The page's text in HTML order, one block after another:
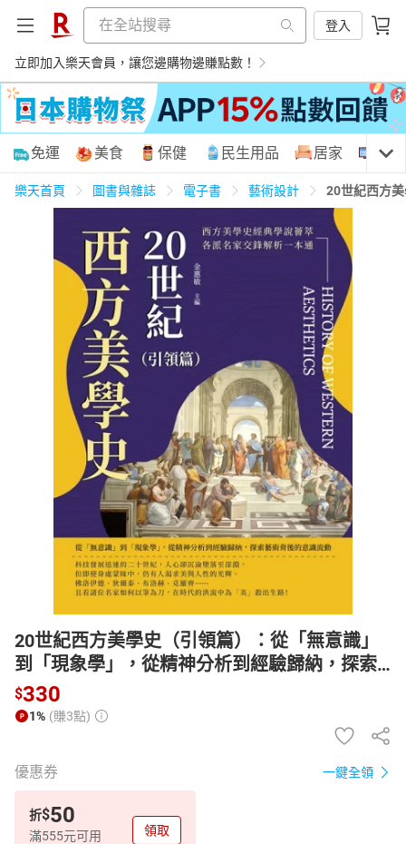
登入
立即加入樂天會員，讓您邊購物邊賺點數！
購物網分類
天天免運 美食蛋糕 養生保健 民生用品
居家生活 3C家電 親子玩具
女裝 化妝保養 情趣用品
日本購物 電子/紙本書
HOT
免運 美食 保健 民生用品 居家 3C
樂天首頁 圖書與雜誌 電子書 藝術設計 20世紀西方
20世紀西方美學史（引領篇）：從「無意識」
到「現象學」，從精神分析到經驗歸納，探索
藝術背後的意識流動【電子書】
$330
1% (賺3點)
優惠券 一鍵全領
折$50
滿555元可用 領取